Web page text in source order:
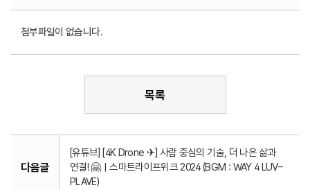
첨부파일이 없습니다.
목록
다음글
[유튜브] [4K Drone ✈] 사람 중심의 기술, 더 나은 삶과
연결! 🤗ㅣ스마트라이프위크 2024 (BGM : WAY 4 LUV–
PLAVE)